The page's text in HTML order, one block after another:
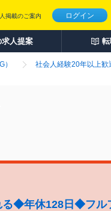
ログイン
掲載のご案内
人提案
社会人経験20年以上歓
◆年休128日◆フル